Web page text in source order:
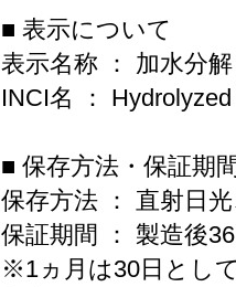
■ 表示について
表示名称 ： 加水分
INCI名 ：
■ 保存方法・保証期
保存方法 ： 直射日
保証期間 ： 製造後
※1ヵ月は30日とし